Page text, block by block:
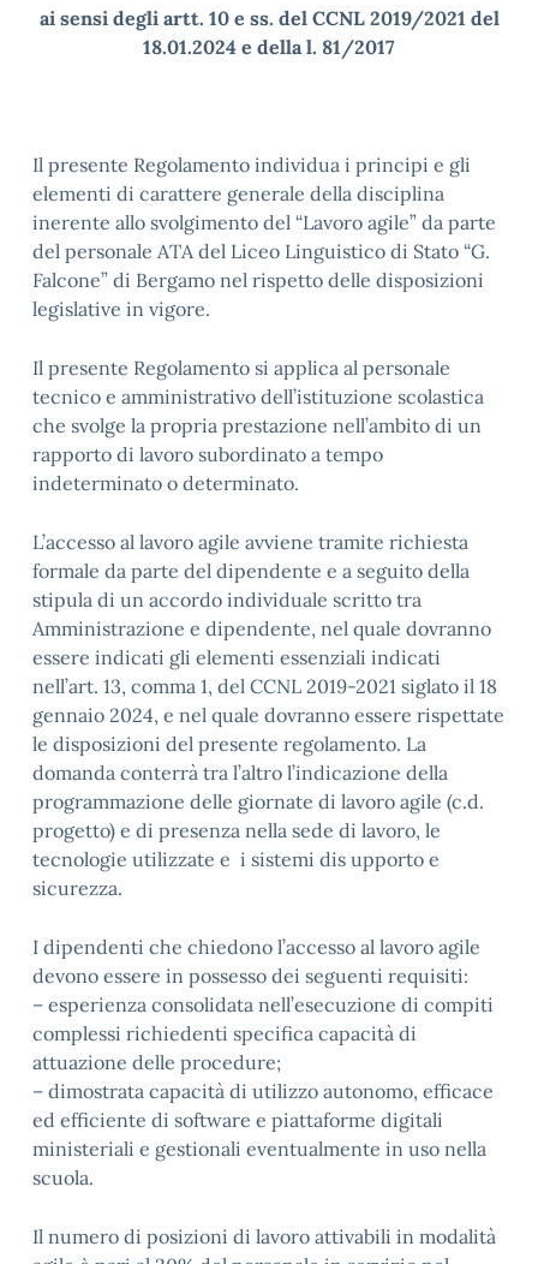
ai sensi degli artt. 10 e ss. del CCNL 2019/2021 del
18.01.2024 e della l. 81/2017
Il presente Regolamento individua i principi e gli
elementi di carattere generale della disciplina
inerente allo svolgimento del “Lavoro agile” da parte
del personale ATA del Liceo Linguistico di Stato “G.
Falcone” di Bergamo nel rispetto delle disposizioni
legislative in vigore.
Il presente Regolamento si applica al personale
tecnico e amministrativo dell’istituzione scolastica
che svolge la propria prestazione nell’ambito di un
rapporto di lavoro subordinato a tempo
indeterminato o determinato.
L’accesso al lavoro agile avviene tramite richiesta
formale da parte del dipendente e a seguito della
stipula di un accordo individuale scritto tra
Amministrazione e dipendente, nel quale dovranno
essere indicati gli elementi essenziali indicati
nell’art. 13, comma 1, del CCNL 2019-2021 siglato il 18
gennaio 2024, e nel quale dovranno essere rispettate
le disposizioni del presente regolamento. La
domanda conterrà tra l’altro l’indicazione della
programmazione delle giornate di lavoro agile (c.d.
progetto) e di presenza nella sede di lavoro, le
tecnologie utilizzate e i sistemi dis upporto e
sicurezza.
I dipendenti che chiedono l’accesso al lavoro agile
devono essere in possesso dei seguenti requisiti:
– esperienza consolidata nell’esecuzione di compiti
complessi richiedenti specifica capacità di
attuazione delle procedure;
– dimostrata capacità di utilizzo autonomo, efficace
ed efficiente di software e piattaforme digitali
ministeriali e gestionali eventualmente in uso nella
scuola.
Il numero di posizioni di lavoro attivabili in modalità